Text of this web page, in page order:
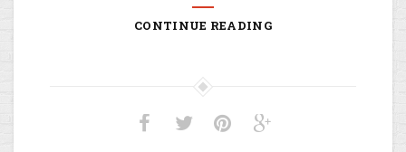
CONTINUE READING